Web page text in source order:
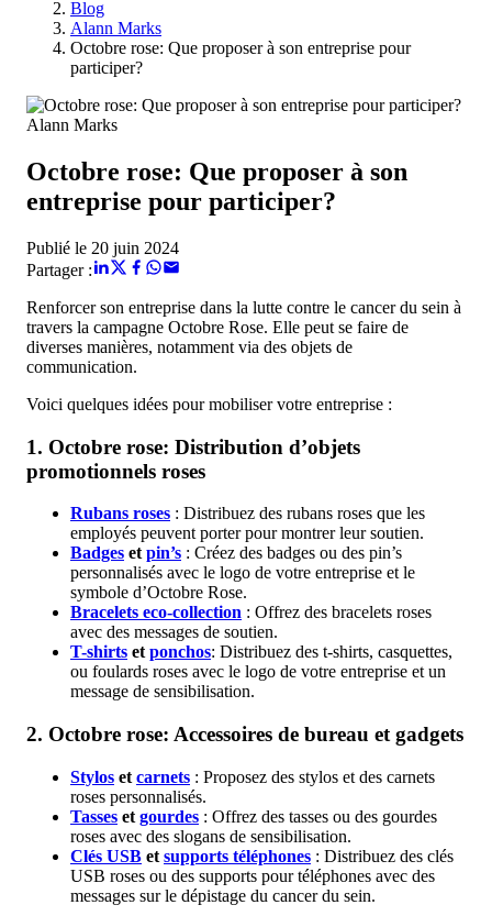
Blog
Alann Marks
Octobre rose: Que proposer à son entreprise pour
participer?
Alann Marks
Octobre rose: Que proposer à son
entreprise pour participer?
Publié le 20 juin 2024
Partager :
Renforcer son entreprise dans la lutte contre le cancer du sein à
travers la campagne Octobre Rose. Elle peut se faire de
diverses manières, notamment via des objets de
communication.
Voici quelques idées pour mobiliser votre entreprise :
1. Octobre rose: Distribution d’objets
promotionnels roses
Rubans roses : Distribuez des rubans roses que les
employés peuvent porter pour montrer leur soutien.
Badges et pin’s : Créez des badges ou des pin’s
personnalisés avec le logo de votre entreprise et le
symbole d’Octobre Rose.
Bracelets eco-collection : Offrez des bracelets roses
avec des messages de soutien.
T-shirts et ponchos: Distribuez des t-shirts, casquettes,
ou foulards roses avec le logo de votre entreprise et un
message de sensibilisation.
2. Octobre rose: Accessoires de bureau et gadgets
Stylos et carnets : Proposez des stylos et des carnets
roses personnalisés.
Tasses et gourdes : Offrez des tasses ou des gourdes
roses avec des slogans de sensibilisation.
Clés USB et supports téléphones : Distribuez des clés
USB roses ou des supports pour téléphones avec des
messages sur le dépistage du cancer du sein.